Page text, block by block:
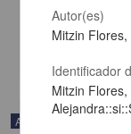
Medicina y Ciencias
Artículo
Autor(es)
Mitzin
Identificador
Mitzin